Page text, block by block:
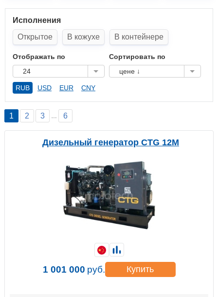
Исполнения
Открытое
В кожухе В контейнере
Отображать по
24
Сортировать по
цене ↓
RUB USD EUR CNY
1 2 3 … 6
Дизельный генератор CTG 12M
1 001 000 руб. Купить